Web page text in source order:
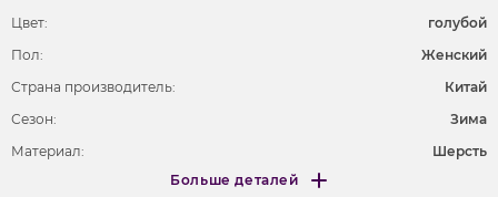
Цвет:
голубой
Пол:
Женский
Страна производитель:
Китай
Сезон:
Зима
Материал:
Шерсть
Больше деталей
Меньше деталей